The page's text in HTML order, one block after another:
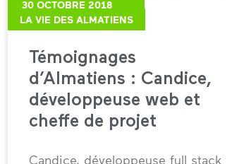
LA VIE DES ALMATIENS
Témoignages
d’Almatiens : Candice,
développeuse web et
cheffe de projet
Candice, développeuse full stack
30 OCTOBRE 2018